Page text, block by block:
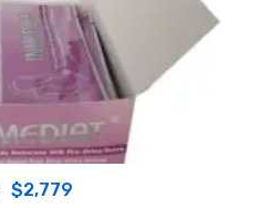
Original
$2,779Current